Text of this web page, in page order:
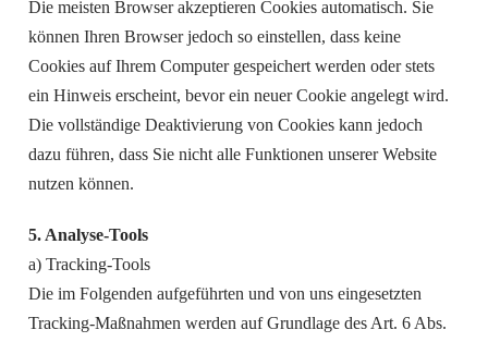
Die meisten Browser akzeptieren Cookies automatisch. Sie
können Ihren Browser jedoch so einstellen, dass keine
Cookies auf Ihrem Computer gespeichert werden oder stets
ein Hinweis erscheint, bevor ein neuer Cookie angelegt wird.
Die vollständige Deaktivierung von Cookies kann jedoch
dazu führen, dass Sie nicht alle Funktionen unserer Website
nutzen können.
5. Analyse-Tools
a) Tracking-Tools
Die im Folgenden aufgeführten und von uns eingesetzten
Tracking-Maßnahmen werden auf Grundlage des Art. 6 Abs.